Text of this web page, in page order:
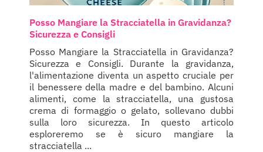
Posso Mangiare la Stracciatella in Gravidanza?
Sicurezza e Consigli
Posso Mangiare la Stracciatella in Gravidanza?
Sicurezza e Consigli. Durante la gravidanza,
l'alimentazione diventa un aspetto cruciale per
il benessere della madre e del bambino. Alcuni
alimenti, come la stracciatella, una gustosa
crema di formaggio o gelato, sollevano dubbi
sulla loro sicurezza. In questo articolo
esploreremo se è sicuro mangiare la
stracciatella ...